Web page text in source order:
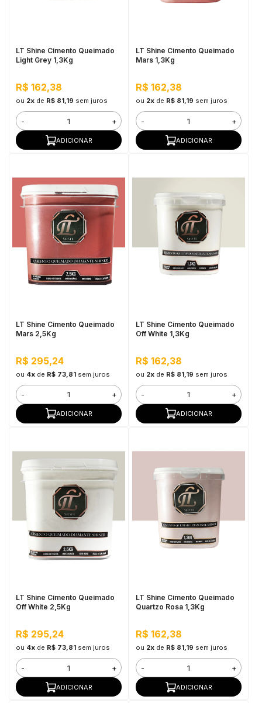
LT Shine Cimento Queimado
Light Grey 1,3Kg
R$ 162,38
ou 2xde R$ 81,19 sem juros
- +
ADICIONAR
LT Shine Cimento Queimado
Mars 1,3Kg
R$ 162,38
ou 2xde R$ 81,19 sem juros
- +
ADICIONAR
LT Shine Cimento Queimado
Mars 2,5Kg
R$ 295,24
ou 4xde R$ 73,81 sem juros
- +
ADICIONAR
LT Shine Cimento Queimado
Off White 1,3Kg
R$ 162,38
ou 2xde R$ 81,19 sem juros
- +
ADICIONAR
LT Shine Cimento Queimado
Off White 2,5Kg
R$ 295,24
ou 4xde R$ 73,81 sem juros
- +
ADICIONAR
LT Shine Cimento Queimado
Quartzo Rosa 1,3Kg
R$ 162,38
ou 2xde R$ 81,19 sem juros
- +
ADICIONAR